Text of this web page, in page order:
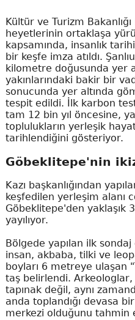
Kültür ve Turizm
heyetlerinin ortaklaşa
kapsamında, insanlık
bir keşfe imza atıldı.
kilometre doğusunda yer
yakınlarındaki bakir bir
sonucunda yer altında
tespit edildi. İlk karbon
tam 12 bin yıl öncesine,
toplulukların yerleşik
tarihlendiğini gösteriyor.
Göbeklitepe'nin
Kazı başkanlığından
keşfedilen yerleşim alanı
Göbeklitepe'den yaklaşık
yayılıyor.
Bölgede yapılan ilk
insan, akbaba, tilki ve
boyları 6 metreye ulaşan
taş belirlendi. Arkeologlar,
tapınak değil, aynı
anda toplandığı devasa
merkezi olduğunu tahmin